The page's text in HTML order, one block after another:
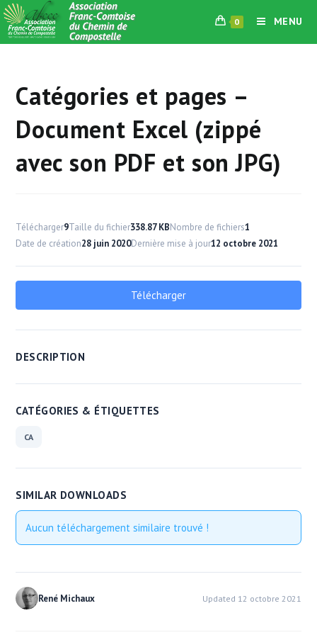
Skip
to
content
0 MENU
Catégories et pages –
Document Excel (zippé
avec son PDF et son JPG)
Télécharger9Taille du fichier338.87 KBNombre de fichiers1
Date de création28 juin 2020Dernière mise à jour12 octobre 2021
Télécharger
DESCRIPTION
CATÉGORIES & ÉTIQUETTES
CA
SIMILAR DOWNLOADS
Aucun téléchargement similaire trouvé !
René Michaux Updated 12 octobre 2021